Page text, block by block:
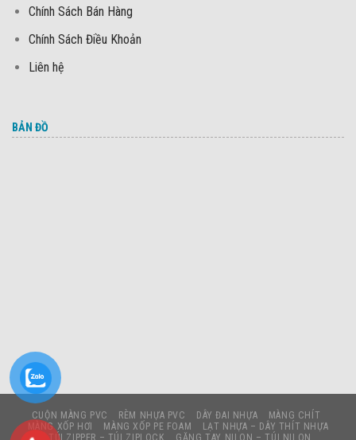
Chính Sách Bán Hàng
Chính Sách Điều Khoản
Liên hệ
BẢN ĐỒ
CUỘN MÀNG PVC RÈM NHỰA PVC DÂY ĐAI NHỰA
MÀNG CHÍT
MÀNG XỐP HƠI
MÀNG XỐP PE FOAM
LẠT NHỰA – DÂY THÍT NHỰA
TÚI ZIPPER – TÚI ZIPLOCK
GĂNG TAY NILON – TÚI NILON